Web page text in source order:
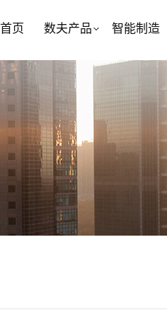
首页 数夫产品 智能制造